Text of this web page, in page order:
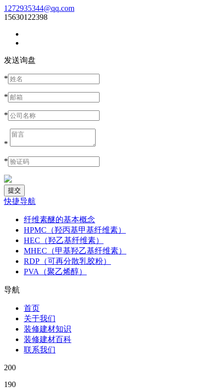
1272935344@qq.com
15630122398
发送询盘
*
*
*
*
*
快捷导航
纤维素醚的基本概念
HPMC（羟丙基甲基纤维素）
HEC（羟乙基纤维素）
MHEC（甲基羟乙基纤维素）
RDP（可再分散乳胶粉）
PVA（聚乙烯醇）
导航
首页
关于我们
装修建材知识
装修建材百科
联系我们
200
190